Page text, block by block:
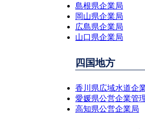
島根県企業局
岡山県企業局
広島県企業局
山口県企業局
四国地方
香川県広域水道企
愛媛県公営企業管
高知県公営企業局